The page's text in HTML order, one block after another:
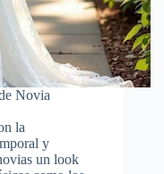
Novia
la
y
un look